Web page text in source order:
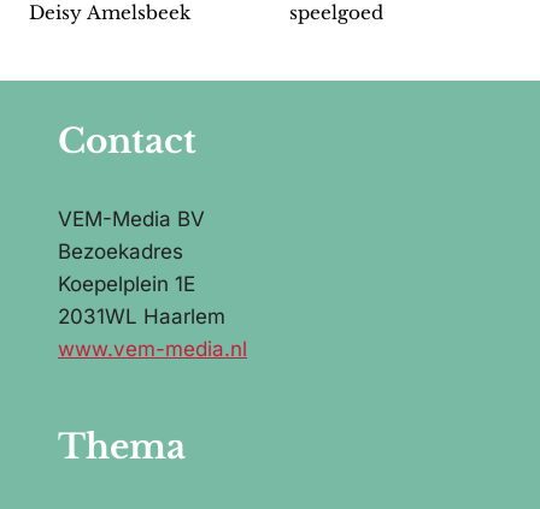
Deisy Amelsbeek
speelgoed
Contact
VEM-Media BV
Bezoekadres
Koepelplein 1E
2031WL Haarlem
www.vem-media.nl
Thema